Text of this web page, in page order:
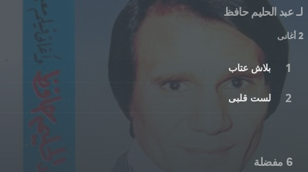
لـ عبد الحليم حافظ
2 أغانى
بلاش عتاب
لست قلبى
6 مفضلة